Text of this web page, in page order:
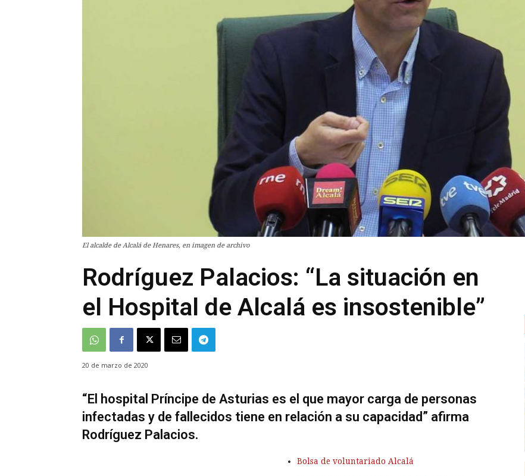
El alcalde de Alcalá de Henares, en imagen de archivo
Rodríguez Palacios: “La situación en
el Hospital de Alcalá es insostenible”
20 de marzo de 2020
“El hospital Príncipe de Asturias es el que mayor carga de personas
infectadas y de fallecidos tiene en relación a su capacidad” afirma
Rodríguez Palacios.
Bolsa de voluntariado Alcalá